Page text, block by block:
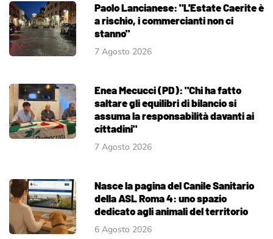
Paolo Lancianese: "L'Estate Caerite è
a rischio, i commercianti non ci
stanno"
7 Agosto 2026
Enea Mecucci (PD): "Chi ha fatto
saltare gli equilibri di bilancio si
assuma la responsabilità davanti ai
cittadini"
7 Agosto 2026
Nasce la pagina del Canile Sanitario
della ASL Roma 4: uno spazio
dedicato agli animali del territorio
6 Agosto 2026